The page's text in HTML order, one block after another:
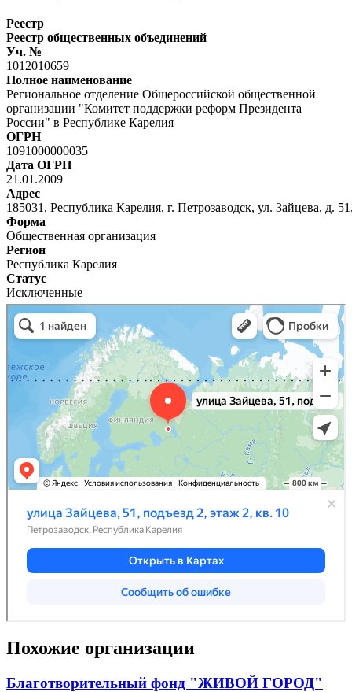
Реестр
Реестр общественных объединений
Уч. №
1012010659
Полное наименование
Региональное отделение Общероссийской общественной
организации "Комитет поддержки реформ Президента
России" в Республике Карелия
ОГРН
1091000000035
Дата ОГРН
21.01.2009
Адрес
185031, Республика Карелия, г. Петрозаводск, ул. Зайцева, д.
Форма
Общественная организация
Регион
Республика Карелия
Статус
Исключенные
Похожие организации
Благотворительный фонд "ЖИВОЙ ГОРОД"